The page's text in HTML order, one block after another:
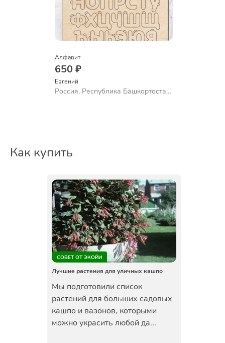
Алфавит
650 ₽
Евгений
Россия, Республика Башкортостан,
Как купить
СОВЕТ ОТ ЭКОЙИ
Лучшие растения для уличных кашпо
Мы подготовили список
растений для больших садовых
кашпо и вазонов, которыми
можно украсить любой да...